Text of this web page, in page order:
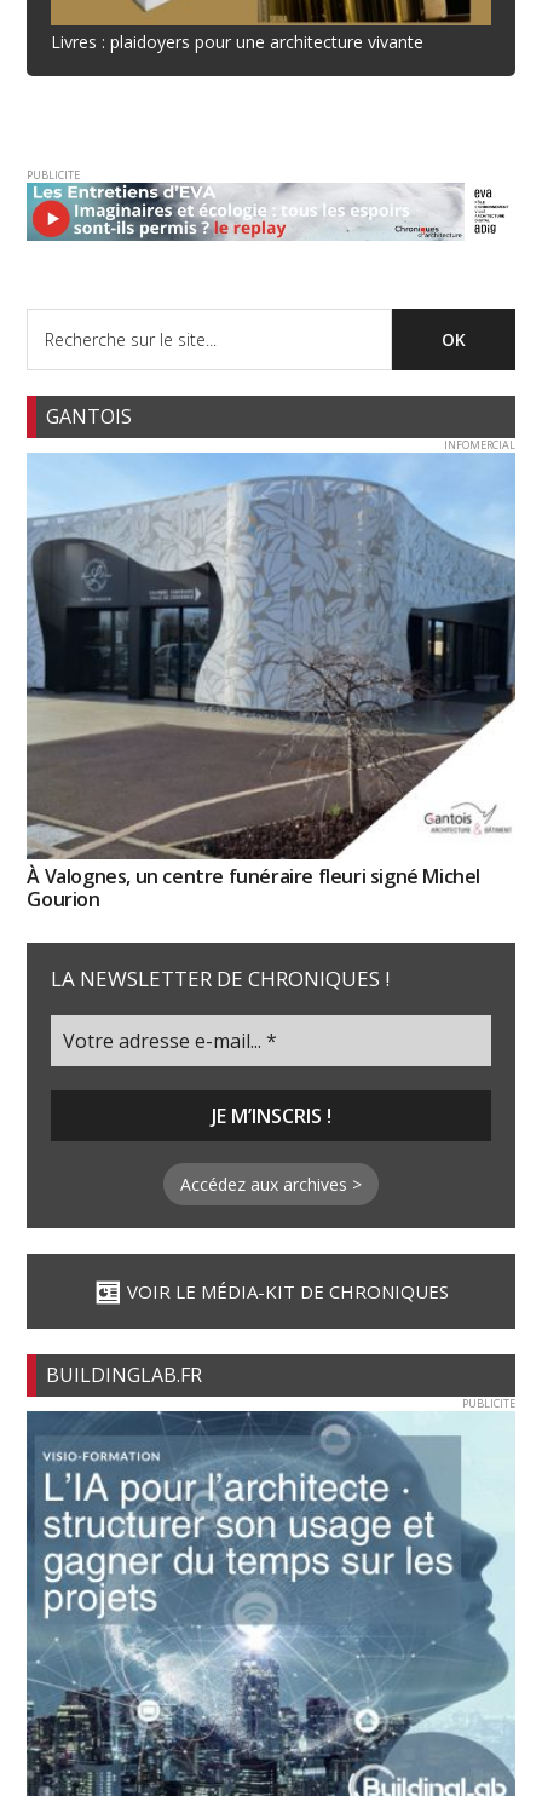
Livres : plaidoyers pour une architecture vivante
PUBLICITE
GANTOIS
INFOMERCIAL
À Valognes, un centre funéraire fleuri signé Michel
Gourion
LA NEWSLETTER DE CHRONIQUES !
Accédez aux archives >
VOIR LE MÉDIA-KIT DE CHRONIQUES
BUILDINGLAB.FR
PUBLICITE